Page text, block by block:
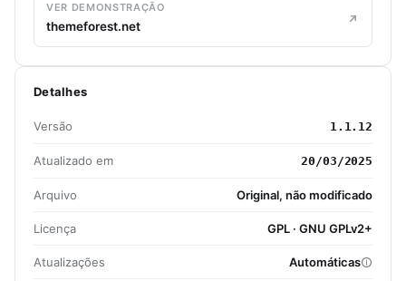
VER DEMONSTRAÇÃO
themeforest.net
Detalhes
Versão 1.1.12
Atualizado em 20/03/2025
Arquivo Original, não modificado
Licença GPL · GNU GPLv2+
Atualizações Automáticas